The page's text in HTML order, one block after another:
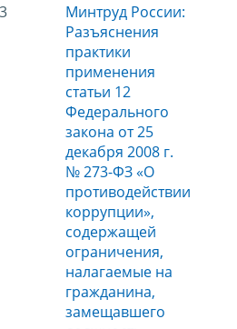
Минтруд России:
Разъяснения
практики
применения
статьи 12
Федерального
закона от 25
декабря 2008 г.
№ 273-ФЗ «О
противодействии
коррупции»,
содержащей
ограничения,
налагаемые на
гражданина,
замещавшего